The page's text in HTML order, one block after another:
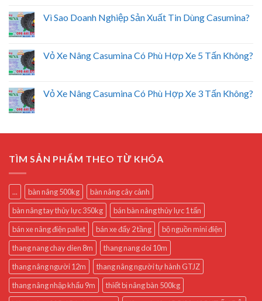
Vì Sao Doanh Nghiệp Sản Xuất Tin Dùng Casumina?
Vỏ Xe Nâng Casumina Có Phù Hợp Xe 5 Tấn Không?
Vỏ Xe Nâng Casumina Có Phù Hợp Xe 3 Tấn Không?
TÌM SẢN PHẨM THEO TỪ KHÓA
... bàn nâng 500kg
bàn nâng cây cảnh
bàn nâng tay thủy lực 350kg
bán bàn nâng thủy lực 1 tấn
bán xe nâng điện pallet
bán xe đẩy 2 tầng
bộ nguồn mini điện
thang nang chay dien 8m
thang nang doi 10m
thang nâng người 12m
thang nâng người tự hành GTJZ
thang nâng nhập khẩu 9m
thiết bị nâng bàn 500kg